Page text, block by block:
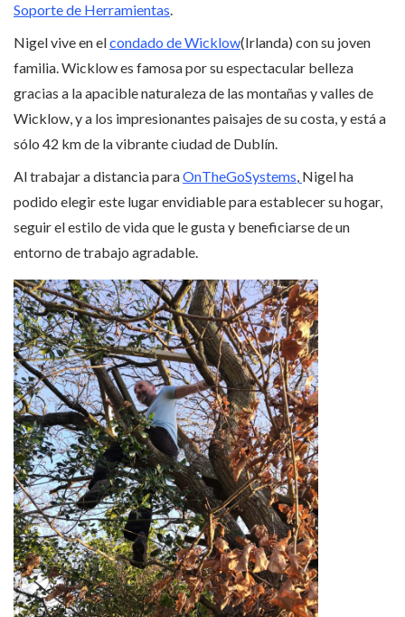
Soporte de Herramientas.
Nigel vive en elcondado de Wicklow(Irlanda) con su joven
familia. Wicklow es famosa por su espectacular belleza
gracias a la apacible naturaleza de las montañas y valles de
Wicklow, y a los impresionantes paisajes de su costa, y está a
sólo 42 km de la vibrante ciudad de Dublín.
Al trabajar a distancia paraOnTheGoSystems, Nigel ha
podido elegir este lugar envidiable para establecer su hogar,
seguir el estilo de vida que le gusta y beneficiarse de un
entorno de trabajo agradable.